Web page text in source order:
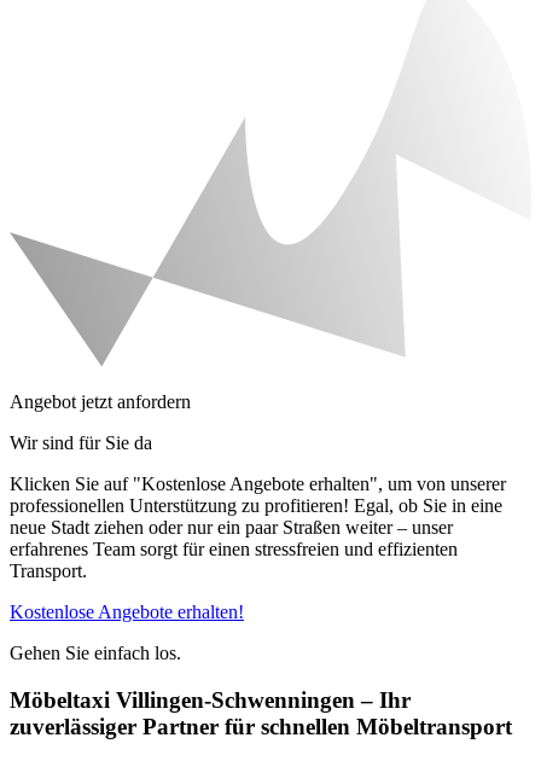
Angebot jetzt anfordern
Wir sind für Sie da
Klicken Sie auf "Kostenlose Angebote erhalten", um von unserer
professionellen Unterstützung zu profitieren! Egal, ob Sie in eine
neue Stadt ziehen oder nur ein paar Straßen weiter – unser
erfahrenes Team sorgt für einen stressfreien und effizienten
Transport.
Kostenlose Angebote erhalten!
Gehen Sie einfach los.
Möbeltaxi Villingen-Schwenningen – Ihr
zuverlässiger Partner für schnellen Möbeltransport